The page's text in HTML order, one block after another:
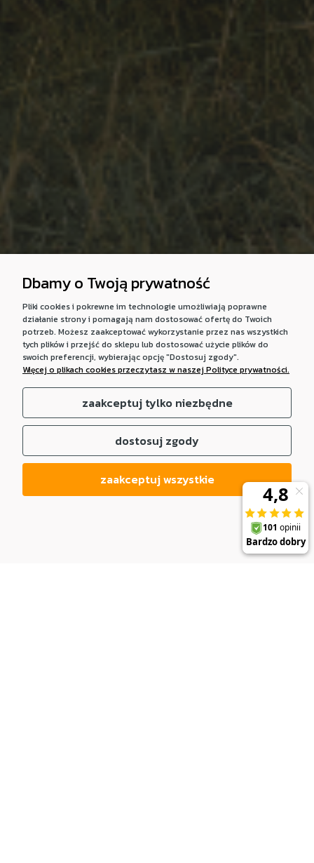
Dbamy o Twoją prywatność
Pliki cookies i pokrewne im technologie umożliwiają poprawne
działanie strony i pomagają nam dostosować ofertę do Twoich
potrzeb. Możesz zaakceptować wykorzystanie przez nas wszystkich
tych plików i przejść do sklepu lub dostosować użycie plików do
swoich preferencji, wybierając opcję "Dostosuj zgody".
Więcej o plikach cookies przeczytasz w naszej Polityce prywatności.
zaakceptuj tylko niezbędne
dostosuj zgody
zaakceptuj wszystkie